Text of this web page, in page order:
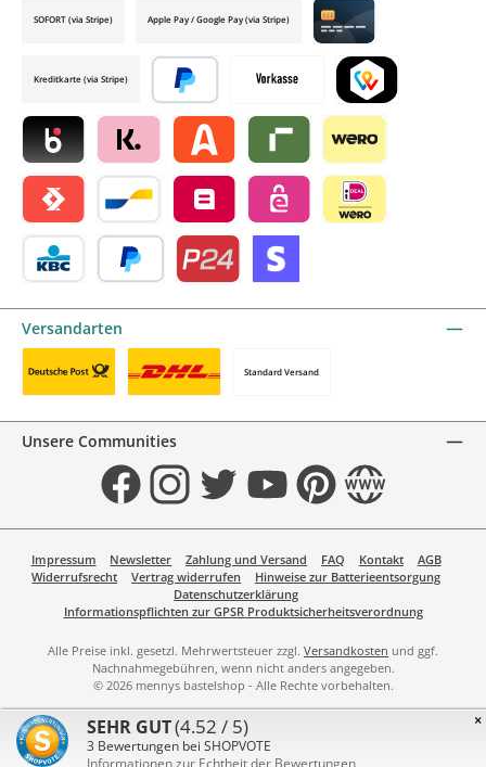
Vorkasse TWINT by mollie
Blik by mollieKlarna by mollieAlma by mollieRiverty by mollie
Wero
Satispay by mollieBancontact by mollie
Belfius by mollieeps by mollie
SOFORT (via Stripe) Apple Pay / Google Pay (via Stripe)
Credit card by mollie
Kreditkarte (via Stripe)
Später bezahlen
Versandarten
Standard Versand
Unsere Communities
FacebookInstagramTwitter YouTubePinterestWebsite
Impressum Newsletter Zahlung und Versand FAQ Kontakt
AGB
Widerrufsrecht
Vertrag widerrufen
Hinweise zur Batterieentsorgung
Datenschutzerklärung
Informationspflichten zur GPSR Produktsicherheitsverordnung
Alle Preise inkl. gesetzl. Mehrwertsteuer zzgl. Versandkosten und ggf.
Nachnahmegebühren, wenn nicht anders angegeben.
© 2026 mennys bastelshop - Alle Rechte vorbehalten.
×
SEHR GUT(4.52 / 5)
3 Bewertungen bei SHOPVOTE
Informationen zur Echtheit der Bewertungen